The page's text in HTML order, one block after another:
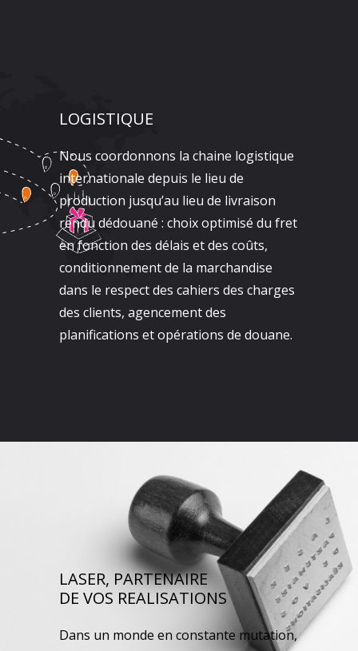
LOGISTIQUE
Nous coordonnons la chaine logistique
internationale depuis le lieu de
production jusqu’au lieu de livraison
rendu dédouané : choix optimisé du fret
en fonction des délais et des coûts,
conditionnement de la marchandise
dans le respect des cahiers des charges
des clients, agencement des
planifications et opérations de douane.
LASER, PARTENAIRE
DE VOS REALISATIONS
Dans un monde en constante mutation,